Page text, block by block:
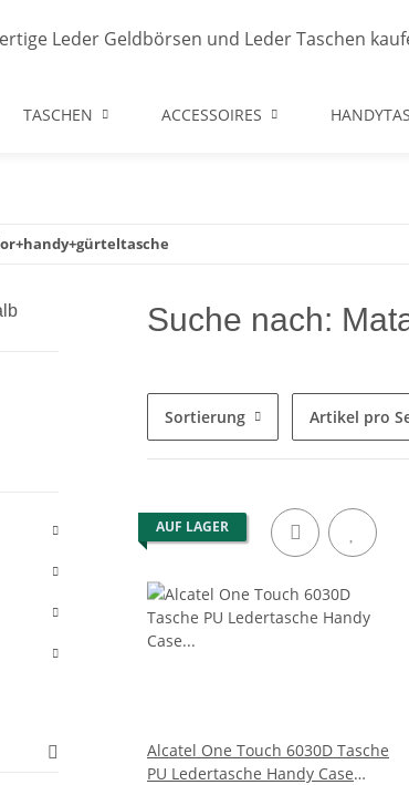
TASCHEN ACCESSOIRES
Suche nach:
Sortierung Artikel pro
AUF LAGER
Alcatel One Touch 6030D Tasche
PU Ledertasche Handy Case